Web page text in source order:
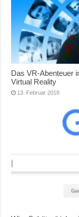
Das VR-Abenteuer
Virtual Reality
13. Februar 2018